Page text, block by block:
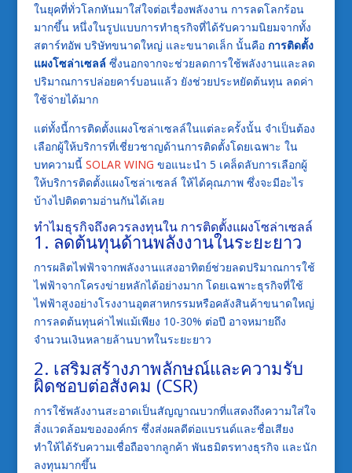
ในยุคที่ทั่วโลกหันมาใส่ใจต่อเรื่องพลังงาน การลดโลกร้อน
มากขึ้น หนึ่งในรูปแบบการทำธุรกิจที่ได้รับความนิยมจากทั้ง
สตาร์ทอัพ บริษัทขนาดใหญ่ และขนาดเล็ก นั้นคือ การติดตั้ง
แผงโซล่าเซลล์ซึ่งนอกจากจะช่วยลดการใช้พลังงานและลด
ปริมาณการปล่อยคาร์บอนแล้ว ยังช่วยประหยัดต้นทุน ลดค่า
ใช้จ่ายได้มาก
แต่ทั้งนี้การติดตั้งแผงโซล่าเซลล์ในแต่ละครั้งนั้น จำเป็นต้อง
เลือกผู้ให้บริการที่เชี่ยวชาญด้านการติดตั้งโดยเฉพาะ ใน
บทความนี้ SOLAR WING ขอแนะนำ 5 เคล็ดลับการเลือกผู้
ให้บริการติดตั้งแผงโซล่าเซลล์ ให้ได้คุณภาพ ซึ่งจะมีอะไร
บ้างไปติดตามอ่านกันได้เลย
ทำไมธุรกิจถึงควรลงทุนใน การติดตั้งแผงโซล่าเซลล์
1. ลดต้นทุนด้านพลังงานในระยะยาว
การผลิตไฟฟ้าจากพลังงานแสงอาทิตย์ช่วยลดปริมาณการใช้
ไฟฟ้าจากโครงข่ายหลักได้อย่างมาก โดยเฉพาะธุรกิจที่ใช้
ไฟฟ้าสูงอย่างโรงงานอุตสาหกรรมหรือคลังสินค้าขนาดใหญ่
การลดต้นทุนค่าไฟแม้เพียง 10-30% ต่อปี อาจหมายถึง
จำนวนเงินหลายล้านบาทในระยะยาว
2. เสริมสร้างภาพลักษณ์และความรับ
ผิดชอบต่อสังคม (CSR)
การใช้พลังงานสะอาดเป็นสัญญาณบวกที่แสดงถึงความใส่ใจ
สิ่งแวดล้อมขององค์กร ซึ่งส่งผลดีต่อแบรนด์และชื่อเสียง
ทำให้ได้รับความเชื่อถือจากลูกค้า พันธมิตรทางธุรกิจ และนัก
ลงทุนมากขึ้น